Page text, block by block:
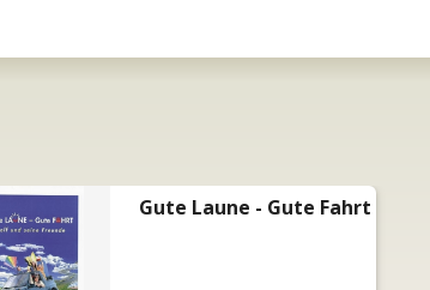
Gute Laune - Gute Fahrt